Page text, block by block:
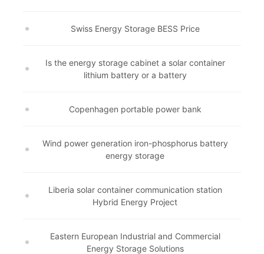
Swiss Energy Storage BESS Price
Is the energy storage cabinet a solar container
lithium battery or a battery
Copenhagen portable power bank
Wind power generation iron-phosphorus battery
energy storage
Liberia solar container communication station
Hybrid Energy Project
Eastern European Industrial and Commercial
Energy Storage Solutions